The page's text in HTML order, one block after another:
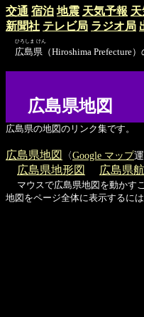
交通 宿泊 地震 天気予報
新聞社 テレビ局 ラジオ局
ひろしま けん
広島県（Hiroshima Prefecture
広島県地図
広島県の地図のリンク集です。
広島県地図 〈Google マップ
広島県地形図
広島県
マウスで広島県地図を動かす
地図をページ全体に表示するに